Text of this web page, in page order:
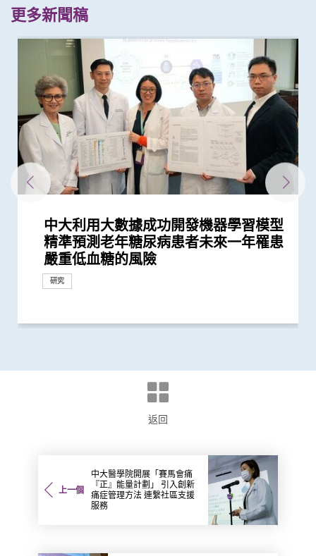
更多新聞稿
中大利用大數據成功開發機器學習模型
精準預測老年糖尿病患者未來一年罹患
嚴重低血糖的風險
研究
「賽馬會年輕糖尿支援計劃」為逾900
糖尿病年青患者提供連續血糖監測儀
數據顯示有效管控血糖 大幅降低嚴...
健康推廣計劃
與牛津大學十年研究合作 中大開發首
個華人糖尿預後預測模型
研究
中大醫學院揭示可發酵碳水化合物飲食
介入治療 可加強二甲雙胍 metformin
預防2型糖尿病療效
研究
中大研究發現2型糖尿病對香港生產力
及經濟造成重大損失 年輕群組影響尤
為嚴重
研究
中大發現新基因標記可預測糖尿病人患
冠心病風險 凸顯糖尿病精準治療的潛
力
研究
中大發現年輕糖尿病前期患者患糖尿病
的終生風險高達90% 心血管疾病風險增
近70%
研究
中大全球首證血糖波動不穩的肥胖型糖
尿病患者有較高患癌風險 並證實接受
一類常用降血壓藥物的糖尿病患者患...
研究
中大研究顯示DNA端粒長度可用於預測
糖尿病患者腎功能衰退
研究
中大研究顯示糖尿病死亡率及併發症發
生率正下降 唯年輕糖尿病患者情況未
見改善
研究
中大醫學院與阿斯利康首度合作糖尿病
腎病研究 制訂全球應對糖尿病腎病新
策略
國際合作
中大研究指朋儕關顧 可減少受情緒困
擾之糖尿患者住院百分比
研究
中大發現糖尿患者患抑鬱症風險為一般
人的兩倍 倡以一分鐘問卷及早評估糖
尿患者的精神健康狀況
研究
中文大學與上海交通大學成功發現預測
中國人糖尿病的基因標記
研究
中大教授陳重娥獲頒「清野裕傑出領袖
獎」 成為本港首名學者榮膺亞洲糖尿
病教研最高榮譽
獎項及榮譽
中大領導之國際研究發現2型糖尿病患
者併發腎病及心血管疾病的代謝生物標
誌物
研究
中大研究顯示現實中僅少數2型糖尿病
患者能成功透過早期減重控制血糖以至
停藥
研究
中大醫學院一期臨床研究中心成立十周
年 完成逾150項早期臨床試驗項目 助癌
症及糖尿病患者確立新治療藥物
研究
中大成功研發新演算法預測糖尿病腎臟
病變 簡單抽血即可助醫生及早發現2型
糖尿病患者的腎臟問題
研究
新計劃啟動 支援年輕糖尿病患者
健康推廣計劃
中大醫學院領導國際研究顯示 成人1 型
糖尿病的新症發病率較傳統預期高
研究
中大醫學院聯同全球糖尿病知名專家合
作四年 為《刺針》制定糖尿病多元綜
合策略
國際合作
中大研究發現「DNA端粒長度縮短」為
有效生物標記 能識別有較高心血管疾
病風險的糖尿病人
研究
患有多囊卵巢綜合症華人女性的糖尿病
風險是非患病人士的4倍
研究
中大醫學院陳重娥教授獲頒國際獎項以
表揚在糖尿病研究及治理的卓越貢獻
獎項及榮譽
中大研究發現每6位糖尿病患者有1位出
現腎功能急劇下降
研究
中大建議所有孕婦作口服葡萄糖耐量測
試 全港兩成孕婦患妊娠糖尿 研究發現
其子女糖尿病風險為同齡兒童3倍
研究
中大研究發現每5名糖尿病患者中 1人
因脂肪肝引致嚴重肝纖維化或肝硬化
研究
中大研究新模式完善中國糖尿病護理系
統
研究
中大研究顯示年輕及體重正常人士亦具
罹患糖尿病風險 籲把握「黃金五年」
確診期減併發症機會
研究
中大成立嶄新 ITECH醫療科技評估平台
推動健康經濟分析及價值醫療
研究
中大開展為期四年DNA檢測計劃篩查
9,000名成年人士 以識別罹患早發性糖
尿病的高風險群組
健康推廣計劃
中大醫學院長達近20年追蹤研究 揭示
妊娠糖尿及懷孕期血糖上升對孕婦及子
女的長期健康風險
研究
中大銀屑病關節炎研究重要突破 成功
修復受損關節骨頭 亦可保護關節結構
預防變形惡化
研究
中大醫學院跨國合作研究成功開發針對
華人群體的「1型糖尿病基因風險評
分」工具 大幅提升糖尿病分類診斷準...
研究
中大發現調整生活方式的介入治療方案
可減輕近七成愛滋病病毒感染者的代謝
性脂肪肝病情
研究
中大證NT-proBNP有助預測2型糖尿病
患者併發心血管病及腎病風險
研究
中大利用腸道微生物辨別慢性腸道疾病
研究
中大威院成功以單一導管同時修補二尖
瓣及三尖瓣 治療嚴重心瓣倒流新突破
研究
中大領導的跨國研究發現可準確預測糖
尿病病人患上心血管疾病之生物標誌物
勢將改寫臨床指引
研究
中大研究顯示類風濕關節炎患者日服5
毫克皮質類固醇 出現心血管疾病的風
險增一倍
研究
中大證實「醫健通」健康管理功能有助
糖尿病自我管理
研究
新冠疫苗復必泰及科興引發之「T細胞
反應」可有效預防不同新冠病毒變異株
引起的嚴重疾病
研究
中大研究證實新冠口服藥有效降低院舍
長者五成入院風險及防止病情惡化
研究
中大新技術有效評估愛滋病病毒感染者
的心臟病風險
研究
中大調查發現半數香港孕婦懷孕初期鈉
攝取超標
研究
港大及中大醫學院聯合研究發現已接種
疫苗人士 在感染新型冠狀病毒變異株
Omicron後能對不同的新冠病毒變異...
研究
中大醫學院馬青雲教授獲亞洲糖尿病研
究協會表揚研究成就及貢獻
獎項及榮譽
中大研究顯示空氣污染地區居住者 可
安全地透過定期運動預防罹患糖尿病
研究
四成港人腸道微生態失衡情況與新冠患
者類似 中大研發「微生態免疫力配
方」證有效促進新冠患者康復 有望提...
研究
中大研究顯示新冠肺炎患者常見有肝臟
受損問題 建議監測患者肝功能 及早發
現病情惡化
研究
中大發現糖尿病或為感染新冠肺炎高危
因素 研究有助了解病毒致病潛在機制
研究
中大醫學院兩名傑出學者 獲裘槎基金
會頒發「裘槎優秀醫學科研者獎2020」
獎項及榮譽
多元化預防衰老活動有助減低衰老狀況
逾8成「前期衰老」長者逆轉為「非衰
老」
研究
中大為5,000港人免費驗腦 開展人口
基礎研究追蹤本港腦健康狀況
研究
中大發現嚴重睡眠窒息症未經治療患者
手術後較易出現心血管問題 籲手術前
進行睡眠窒息症評估以減風險
研究
中大成立「張金菱治療柏金遜綜合症研
究中心」 跨學科研嶄新方法 減慢柏金
遜病程
研究
中大全球首個「快速眼動睡眠行為障
礙」家庭研究 揭柏金遜病家族遺傳傾
向高達6倍 追蹤初期症狀如便秘 可提...
研究
中大研究證實低劑量三環抗抑鬱藥有助
改善難治性胃功能失調
研究
中大研究警示懷孕婦女注意體重增幅
研究
中大研究證實銀屑病關節炎患者炎症綜
合指數持續達標 能降低罹患心血管疾
病風險
研究
中大研究揭示全球大腸癌發病率有年輕
化趨勢
研究
中大為本港老化人口制訂標準化認知測
試 及早辨識認知障礙症患者
臨床服務
中大研究發現非酒精性脂肪肝誘發肝癌
的關鍵致癌基因
研究
中大研究揭乙肝康復者仍存罹患肝癌風
險
研究
中大公布世界首個全球「炎症性腸病」
於本世紀發病率及流行率系統性回顧研
究 發現本港發病率於過去30年急升...
研究
中大開展全球首個以「視網膜影像」篩
查華人阿茲海默症研究
研究
中大研究發現心房顫動引致中風個案15
年間上升3倍 宜及早服用抗凝血藥預防
中風
研究
中大研究證實家居診治睡眠窒息症成效
滿意 可處理半數公立醫院成人個案 大
幅縮減八成輪候時間
研究
中大公布全球首個幽門螺旋菌流行病學
大型分析 揭全球44億人感染 亞洲包括
香港逾半人口為帶菌者
研究
中大夥澳洲專家研究東半球炎症性腸病
獲近年最大研究資助金額 勢揭腸道微
生物群之謎
研究
中大研究揭示脂肪肝問題不是肥胖人士
獨有
研究
中大教授成為全球首位華人獲頒「世界
中風組織主席中風貢獻獎」 全球首創
「脈磁激法」助中風患者復修腦部功...
獎項及榮譽
中大成立周佩芳認知障礙預防研究中心
設立一站式簡易網站提供認知障礙症資
訊
研究
中大全球首項研究確認新大腸癌高風險
群組
研究
中大成立全球首個華人「早發性認知障
礙症」研究登記冊
研究
中大港大率先應用3D打印技術於複雜
心臟手術
研究
中大與全球30多國專家合作研究 發現
小中風新藥物療法
研究
中大與多國中風專家領導一項全球研究
發現及早評估與治療「小中風」可降低
七成中風風險
研究
中大就七種常見呼吸道病毒進行全港首
個流行病學分析 發現「呼吸道合胞病
毒」及「甲型流感」為兩大致命病毒
研究
中大公布亞洲首項針對肥胖「睡眠窒息
症」患者生活模式研究 證實個人化輔
導療程有效減輕病情
研究
中大篩查發現每三名社區長者就有一人
患腦小血管病 藉世界中風日呼籲及早
預防
臨床服務
中大研究「腸道微生物移植」治療難辨
梭菌感染 治癒率為傳統抗生素治療的3
倍
研究
中大率先引入「高頻信號檢測」技術以
確定腦部手術範圍 有效提升複雜性腦
癇症手術成效約三成
外科創新技術
中大醫學院許樹昌教授於《刺針》發表
評論新沙士文章 強調醫院感染控制措
施對控制疫情極為重要
研究
中大倡議新藥物治療標準逆轉腦血管硬
化
研究
中大最新研究揭示本港每年逾十萬非酒
精性脂肪肝新症
研究
中大與養和醫院攜手研究 發現抑鬱症
患者出現睡眠行為障礙或是腦退化先兆
研究
中大提倡結合房顫篩查及藥物教育 助
長者減低中風風險
臨床服務
社區衰老狀況篩查 發現65歲或以上的
社區人口中 過半已踏入前期衰老
研究
頭頸放射治療增中風風險 中大證實
「頸動脈支架成型術」成效顯著
研究
中大研究發現囊性纖維化與糖尿病關連
的原因
研究
中大研究指六成糖尿病患者睡眠質素欠
佳 中醫耳穴療法有助改善睡眠質素及
控制血糖
研究
中大與理大攜手在威院推行24小時遠程
中風溶栓治療服務
臨床服務
中大公布香港慢性腎病透析患者就業研
究並提倡中末期患者接受透析前的早期
教育計劃
研究
中大公布小中風的最新藥物治療方法
研究
香港和澳門的炎症性腸病新增個案高踞
亞太區首三位 中大成立資料庫助市民
增加認知
研究
中大制訂肝癌風險評估指數 準確預測
乙肝病人的肝癌風險
研究
中大率先採用三維心臟超聲波以識别高
風險二尖瓣脱垂患者
研究
中大建議以舒緩性手法護理末期腦退化
症患者的吞嚥困難
研究
中大成功研發全自動化視網膜圖像分析
系統 有助糖尿病患者預防中風
研究
中大研究發現攝取過量鹽份會導致高血
壓及增加中風機會
研究
中大展開全港睡眠健康教育及改善計劃
建立健康睡眠及健康校園生活
健康推廣計劃
中大及港大研究團隊攜手成功發現腦癇
新基因標記
研究
中大率亞洲腎科專家倡議慢性腎病早期
診斷計劃
研究
中大證實為頸血管狹窄進行支架成型治
療及 為心臟衰竭患者植入心臟肌肉收
縮調節器成效顯著
研究
中大三名學者獲頒本年度裘槎基金會優
秀科研者獎
獎項及榮譽
中大公佈本港嚴重人類豬型流感的最新
情況
研究
返回
上一個
中大醫學院開展「賽馬會痛
『正』能量計劃」 引入創新
痛症管理方法 連繫社區支援
服務